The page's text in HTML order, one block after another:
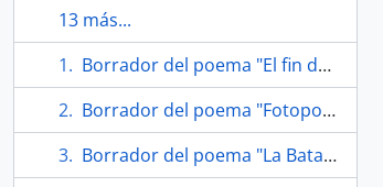
13 más...
Borrador del poema "El fin del mundo"
Borrador del poema "Fotopoemas"
Borrador del poema "La Batalla Campal"